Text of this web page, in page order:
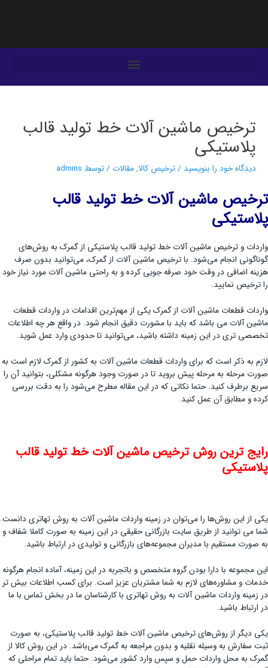
ترخیص ماشین آلات خط تولید قالب
پلاستیکی
دیدگاه‌ خود را بنویسید /ترخیص کالا,مقالات / توسط admins
ترخیص ماشین آلات خط تولید قالب
پلاستیکی
واردات و ترخیص ماشین آلات خط تولید قالب پلاستیکی از گمرک به روش‌های
گوناگونی انجام می‌شود. با ترخیص ماشین آلات از گمرک، می‌توانید بدون صرف
هزینه اضافی در وقت خود صرفه جویی کرده و به راحتی ماشین آلات مورد نیاز خود
را ترخیص نمایید.
واردات قطعات ماشین آلات از گمرک یکی از مهم‌ترین اقدامات در واردات قطعات
ماشین آلات می باشد که باید با مشورت دقیق انجام شود. در واقع هر چه اطلاعات
تخصصی تری در این زمینه داشته باشید، می‌توانید تا حدودی وارد عمل شوید.
لازم به ذکر است که برای واردات قطعات ماشین آلات به کشور از گمرک لازم است به
صورت مرحله به مرحله پیش بروید تا در صورت وجود هرگونه مشکلی، بتوانید آن را
سریع برطرف کنید. حتما نکاتی که در این مقاله مطرح می‌شود را به دقت بررسی
کرده و مطابق آن عمل کنید.
رایج ترین روش ترخیص ماشین آلات خط تولید قالب
پلاستیکی
یکی از این روش‌ها را می‌توان در زمینه واردات ماشین آلات به روش تهاتری دانست.
شما می توانید از طریق سایت بازرگانی حقیقی در این زمینه به صورت کاملا شفاف و
به صورت مستقیم با مدیران مجموعه‌های بازرگانی و تولیدی در ارتباط باشید.
این مجموعه با دارا بودن گروه متخصص و باتجربه در این زمینه، آماده انجام هرگونه
خدمات و مشاوره‌های لازم به شما مشتریان عزیز است. برای کسب اطلاعات بیش تر
در زمینه واردات ماشین آلات به روش تهاتری با کارشناسان ما در بخش تماس با ما
در ارتباط باشید.
یکی دیگر از روش‌های ترخیص ماشین آلات خط تولید قالب پلاستیکی، به صورت
ثبت سفارش به وسیله نقلیه و بدون مراجعه به گمرک می‌باشد. در این روش کالا از
گمرک به محل واردات حمل و سپس وارد کشور می‌شود. حتما باید تمام مراحلی که